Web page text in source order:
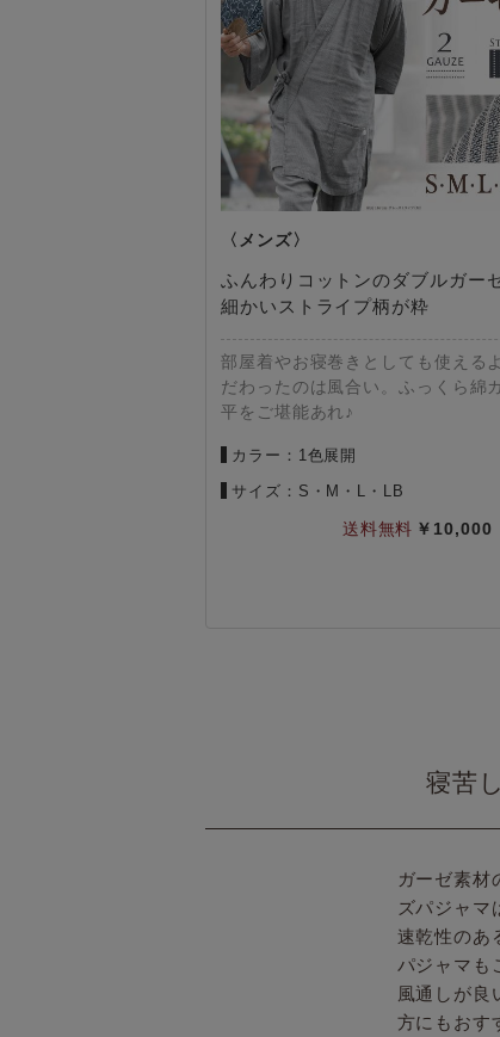
ふんわりコットンのダブルガー
細かいストライプ柄が粋
部屋着やお寝巻きとしても使える
だわったのは風合い。ふっくら綿
平をご堪能あれ♪
カラー：1色展開
サイズ：S・M・L・LB
10,000
寝苦
ガーゼ素材
ズパジャマ
速乾性のあ
パジャマも
風通しが良
方にもおす